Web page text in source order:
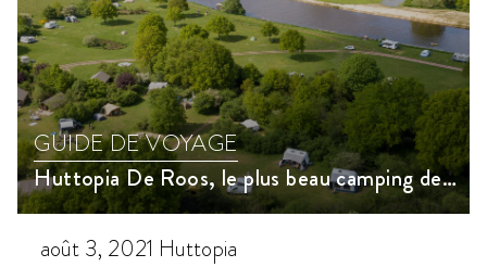
GUIDE DE VOYAGE
Huttopia De Roos, le plus beau camping des Pays-Bas
août 3, 2021 Huttopia